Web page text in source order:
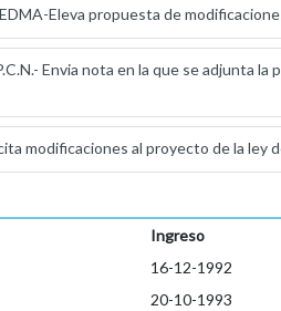
Eleva propuesta de
Envia nota en la que se adjunta
modificaciones al proyecto de la ley
Ingreso
16-12-1992
20-10-1993